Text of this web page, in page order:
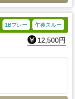
午後スルー
1Bプレー
12,500円